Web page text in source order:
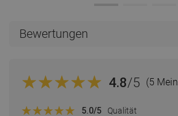
Bewertungen
4.8/5 (5
5.0/5 Qualität